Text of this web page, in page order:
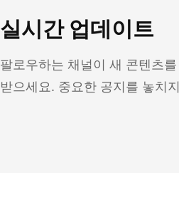
실시간 업데이트
팔로우하는 채널이 새 콘텐츠
받으세요. 중요한 공지를 놓치